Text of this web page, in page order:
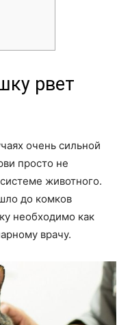
рвет
очень сильной
просто не
животного.
до комков
необходимо как
врачу.